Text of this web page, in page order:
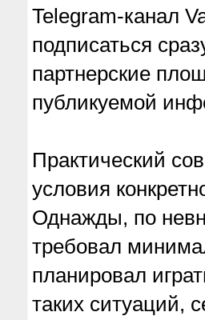
Telegram-канал
подписаться
партнерские
публикуемой
Практический
условия
Однажды, по
требовал
планировал
таких ситуаций,